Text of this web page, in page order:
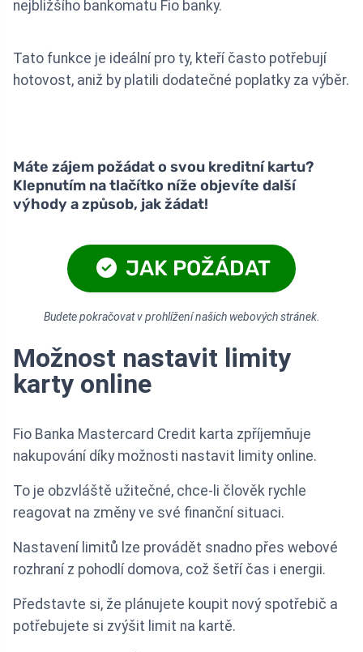
nejbližšího bankomatu Fio banky.
Tato funkce je ideální pro ty, kteří často potřebují
hotovost, aniž by platili dodatečné poplatky za výběr.
Máte zájem požádat o svou kreditní kartu?
Klepnutím na tlačítko níže objevíte další
výhody a způsob, jak žádat!
JAK POŽÁDAT
Budete pokračovat v prohlížení našich webových stránek.
Možnost nastavit limity
karty online
Fio Banka Mastercard Credit karta zpříjemňuje
nakupování díky možnosti nastavit limity online.
To je obzvláště užitečné, chce-li člověk rychle
reagovat na změny ve své finanční situaci.
Nastavení limitů lze provádět snadno přes webové
rozhraní z pohodlí domova, což šetří čas i energii.
Představte si, že plánujete koupit nový spotřebič a
potřebujete si zvýšit limit na kartě.